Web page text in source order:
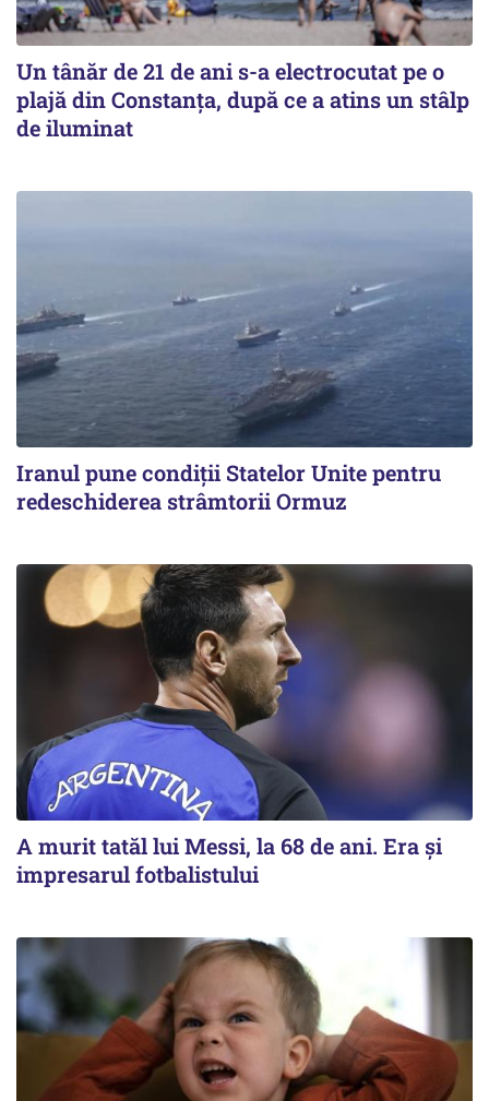
Un tânăr de 21 de ani s-a electrocutat pe o
plajă din Constanța, după ce a atins un stâlp
de iluminat
Iranul pune condiții Statelor Unite pentru
redeschiderea strâmtorii Ormuz
A murit tatăl lui Messi, la 68 de ani. Era și
impresarul fotbalistului